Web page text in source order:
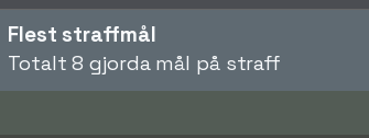
Flest straffmål
Totalt 8 gjorda mål på straff